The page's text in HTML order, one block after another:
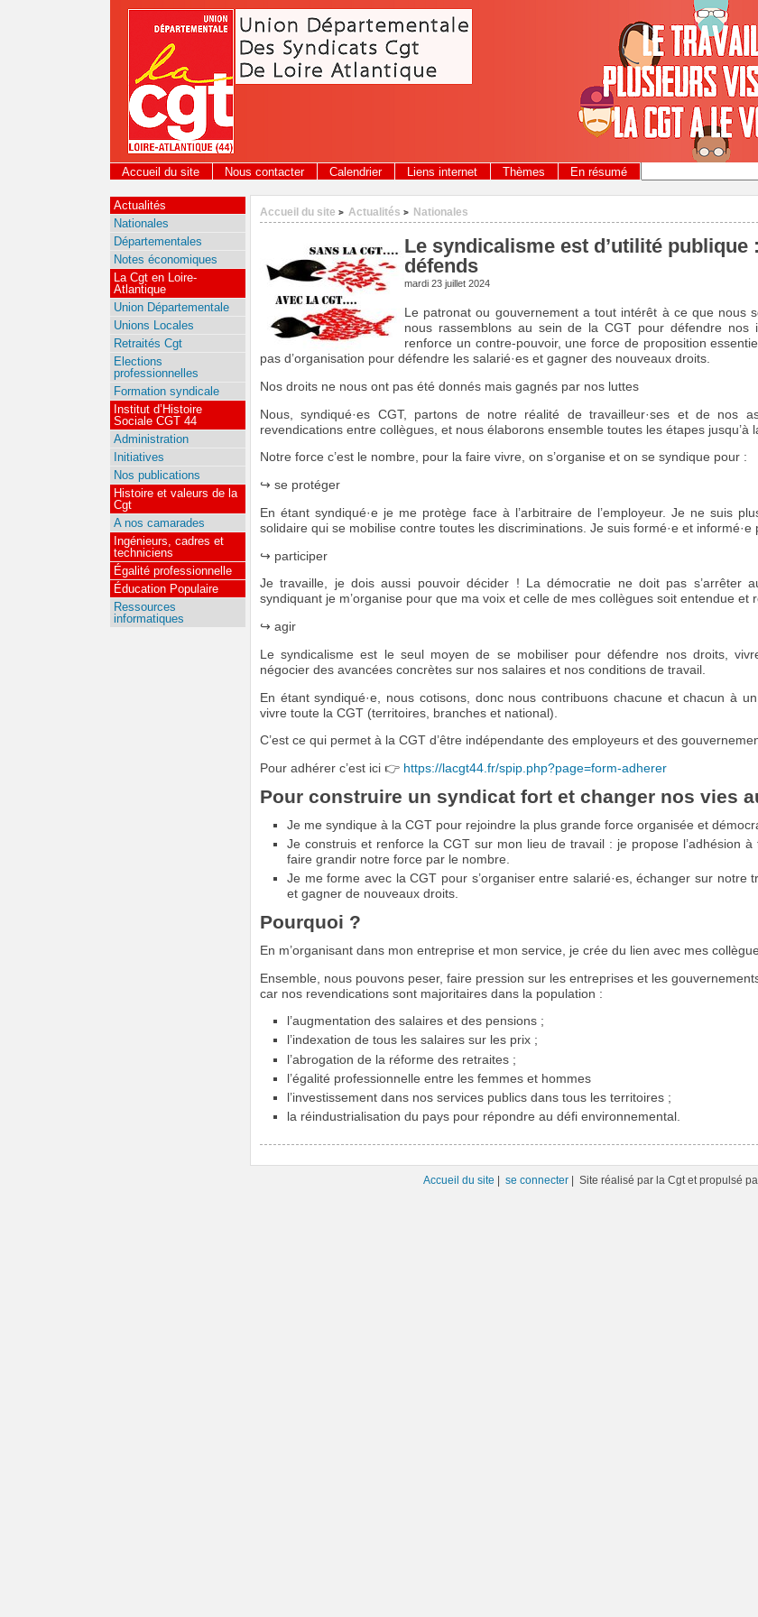
Panneau de gestion des cookies
Accueil du site Nous contacter Calendrier Liens internet Thèmes En résumé
Accueil du site > Actualités > Nationales
Le syndicalisme est d’utilité publique
défends
mardi 23 juillet 2024
Le patronat ou gouvernement a tout intérêt à ce que nous
nous rassemblons au sein de la CGT pour défendre nos
renforce un contre-pouvoir, une force de proposition
pas d’organisation pour défendre les salarié·es et gagner des nouveaux droits.
Nos droits ne nous ont pas été donnés mais gagnés par nos luttes
Nous, syndiqué·es CGT, partons de notre réalité de travailleur·ses et de nos
revendications entre collègues, et nous élaborons ensemble toutes les étapes jusqu’à
Notre force c’est le nombre, pour la faire vivre, on s’organise et on se syndique pour :
↪ se protéger
En étant syndiqué·e je me protège face à l’arbitraire de l’employeur. Je ne suis
solidaire qui se mobilise contre toutes les discriminations. Je suis formé·e et informé·e
↪ participer
Je travaille, je dois aussi pouvoir décider ! La démocratie ne doit pas s’arrêter
syndiquant je m’organise pour que ma voix et celle de mes collègues soit entendue et
↪ agir
Le syndicalisme est le seul moyen de se mobiliser pour défendre nos droits,
négocier des avancées concrètes sur nos salaires et nos conditions de travail.
En étant syndiqué·e, nous cotisons, donc nous contribuons chacune et chacun à
vivre toute la CGT (territoires, branches et national).
C’est ce qui permet à la CGT d’être indépendante des employeurs et des
Pour adhérer c’est ici 👉 https://lacgt44.fr/spip.php?page=form-adherer
Pour construire un syndicat fort et changer nos vies
Je me syndique à la CGT pour rejoindre la plus grande force organisée et
Je construis et renforce la CGT sur mon lieu de travail : je propose l’adhésion
faire grandir notre force par le nombre.
Je me forme avec la CGT pour s’organiser entre salarié·es, échanger sur notre
et gagner de nouveaux droits.
Pourquoi ?
En m’organisant dans mon entreprise et mon service, je crée du lien avec mes
Ensemble, nous pouvons peser, faire pression sur les entreprises et les
car nos revendications sont majoritaires dans la population :
l’augmentation des salaires et des pensions ;
l’indexation de tous les salaires sur les prix ;
l’abrogation de la réforme des retraites ;
l’égalité professionnelle entre les femmes et hommes
l’investissement dans nos services publics dans tous les territoires ;
la réindustrialisation du pays pour répondre au défi environnemental.
Actualités
Nationales
Départementales
Notes économiques
La Cgt en Loire-
Atlantique
Union Départementale
Unions Locales
Retraités Cgt
Elections
professionnelles
Formation syndicale
Institut d’Histoire
Sociale CGT 44
Administration
Initiatives
Nos publications
Histoire et valeurs de la
Cgt
A nos camarades
Ingénieurs, cadres et
techniciens
Égalité professionnelle
Éducation Populaire
Ressources
informatiques
Accueil du site se connecter | Site réalisé par la Cgt et propulsé